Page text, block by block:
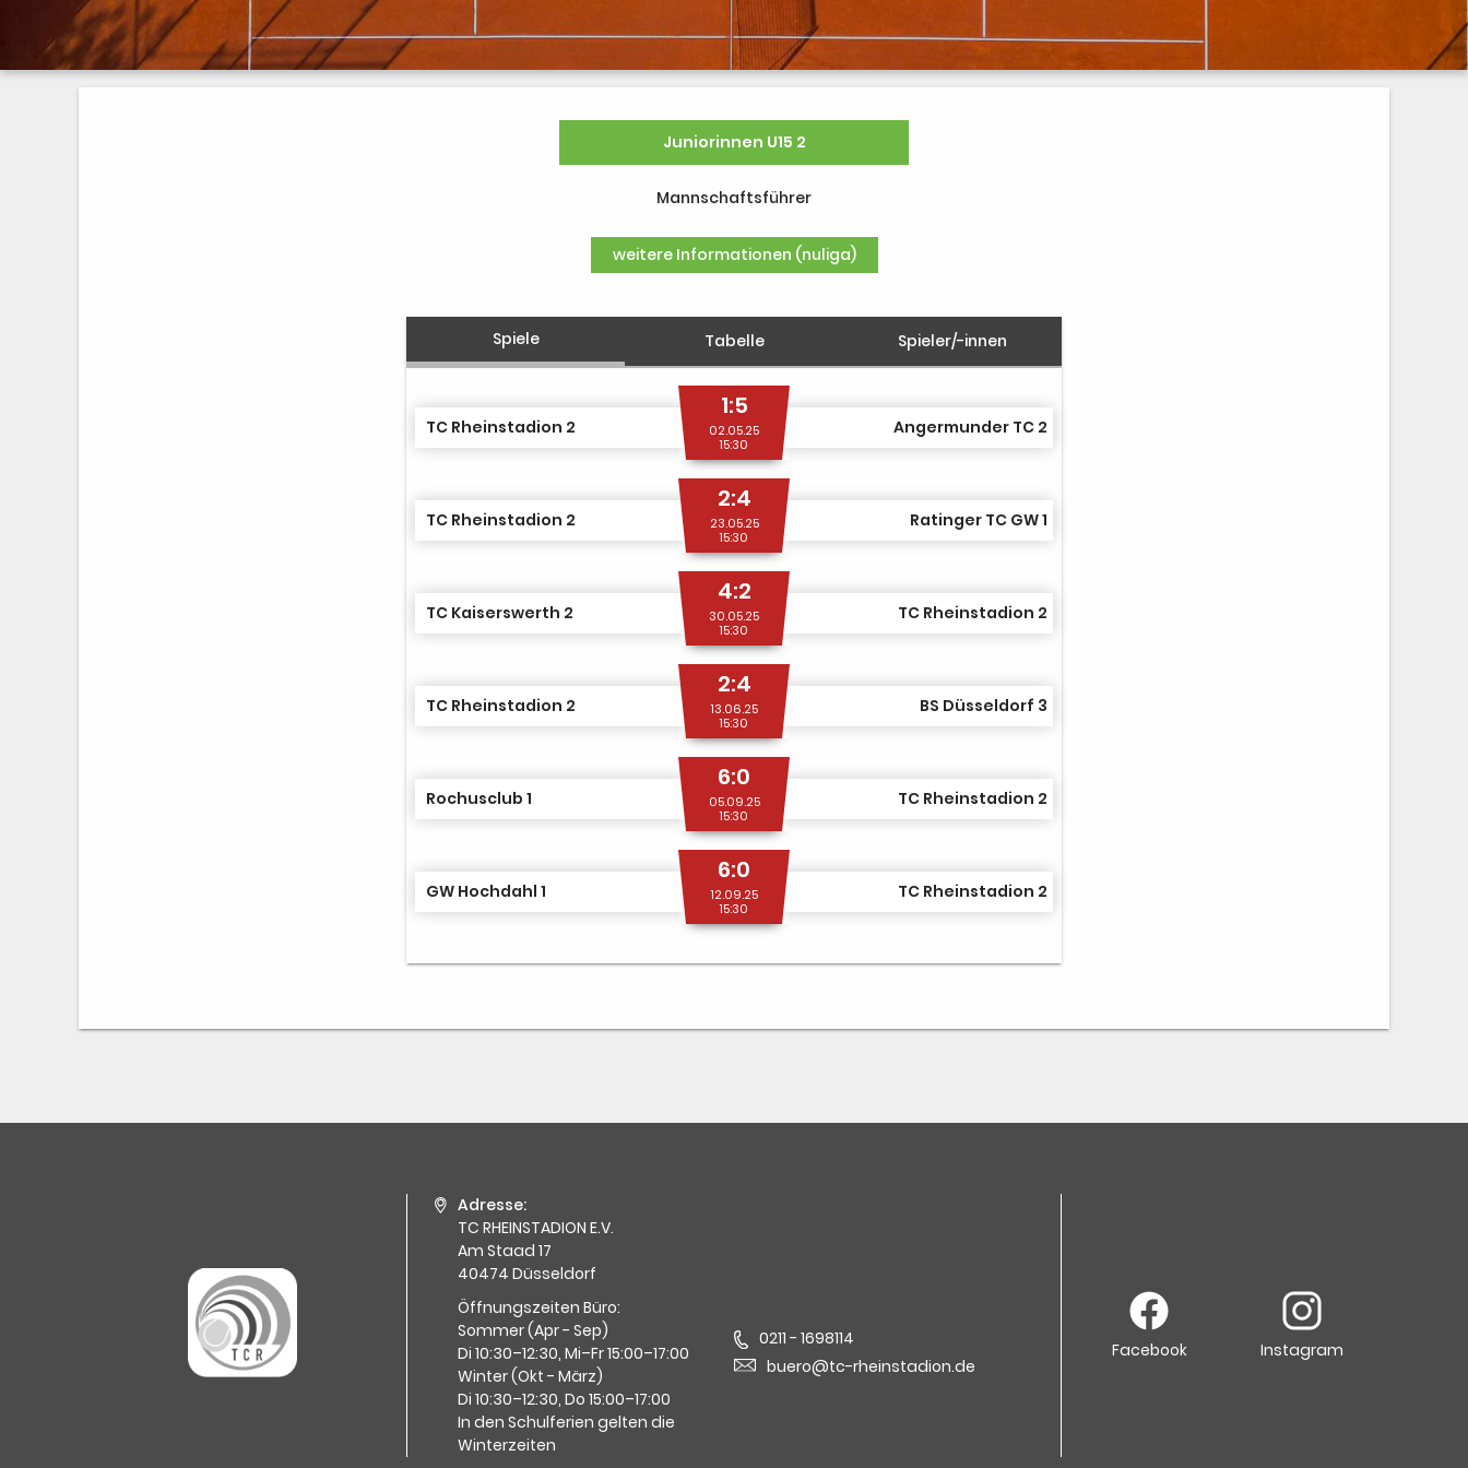
Juniorinnen U15 2
Mannschaftsführer
weitere Informationen (nuliga)
Spiele Tabelle Spieler/-innen
TC Rheinstadion 2
1:5
02.05.25
15:30
Angermunder TC 2
TC Rheinstadion 2
2:4
23.05.25
15:30
Ratinger TC GW 1
TC Kaiserswerth 2
4:2
30.05.25
15:30
TC Rheinstadion 2
TC Rheinstadion 2
2:4
13.06.25
15:30
BS Düsseldorf 3
Rochusclub 1
6:0
05.09.25
15:30
TC Rheinstadion 2
GW Hochdahl 1
6:0
12.09.25
15:30
TC Rheinstadion 2
Adresse:
TC RHEINSTADION E.V.
Am Staad 17
40474 Düsseldorf
Öffnungszeiten Büro:
Sommer (Apr - Sep)
Di 10:30–12:30, Mi–Fr 15:00–17:00
Winter (Okt - März)
Di 10:30–12:30, Do 15:00–17:00
In den Schulferien gelten die
Winterzeiten
0211 - 1698114
buero@tc-rheinstadion.de
Facebook Instagram